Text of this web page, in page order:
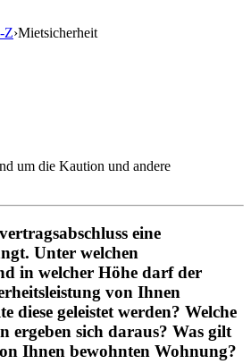
Z›Mietsicherheit
um die Kaution und andere
eine
Unter welchen
in welcher Höhe darf der
von Ihnen
diese geleistet werden? Welche
ergeben sich daraus? Was gilt
Ihnen bewohnten Wohnung?